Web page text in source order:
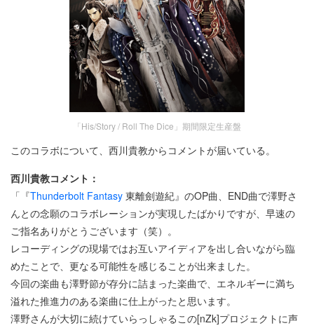
「His/Story / Roll The Dice」期間限定生産盤
このコラボについて、西川貴教からコメントが届いている。
西川貴教コメント：
「『Thunderbolt Fantasy 東離劍遊紀』のOP曲、END曲で澤野さ
んとの念願のコラボレーションが実現したばかりですが、早速の
ご指名ありがとうございます（笑）。
レコーディングの現場ではお互いアイディアを出し合いながら臨
めたことで、更なる可能性を感じることが出来ました。
今回の楽曲も澤野節が存分に詰まった楽曲で、エネルギーに満ち
溢れた推進力のある楽曲に仕上がったと思います。
澤野さんが大切に続けていらっしゃるこの[nZk]プロジェクトに声